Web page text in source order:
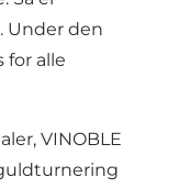
Under den
for alle
VINOBLE